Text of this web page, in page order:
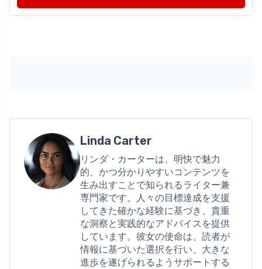
Linda Carter
リンダ・カーターは、明快で魅力
的、かつ分かりやすいコンテンツを
生み出すことで知られるライター兼
専門家です。人々の目標達成を支援
してきた確かな経験に基づき、貴重
な洞察と実践的なアドバイスを提供
しています。彼女の使命は、読者が
情報に基づいた選択を行い、大きな
進歩を遂げられるようサポートする